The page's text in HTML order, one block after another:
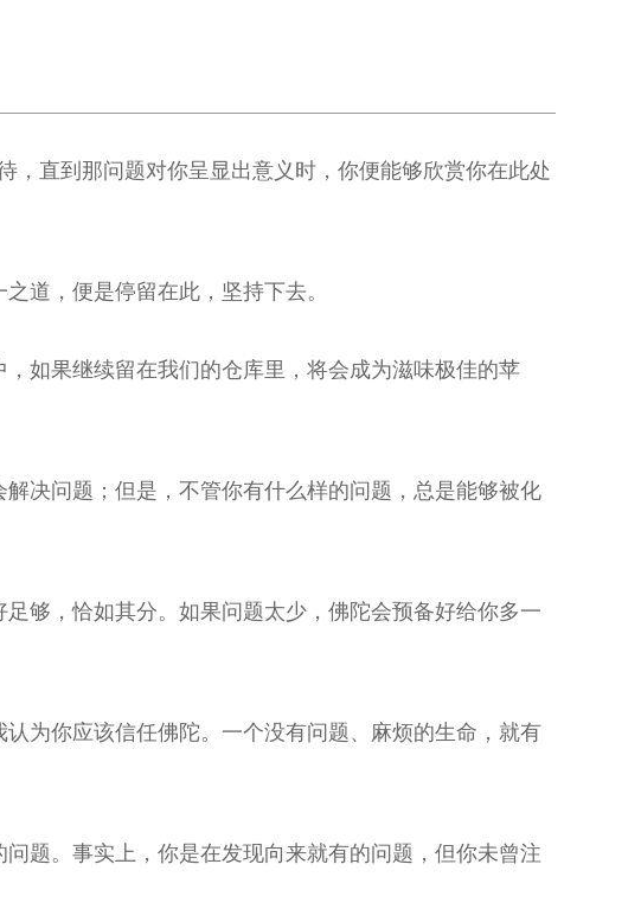
直到那问题对你呈显出意义时，你便能够欣赏你在此处
道，便是停留在此，坚持下去。
如果继续留在我们的仓库里，将会成为滋味极佳的苹
决问题；但是，不管你有什么样的问题，总是能够被化
够，恰如其分。如果问题太少，佛陀会预备好给你多一
为你应该信任佛陀。一个没有问题、麻烦的生命，就有
题。事实上，你是在发现向来就有的问题，但你未曾注